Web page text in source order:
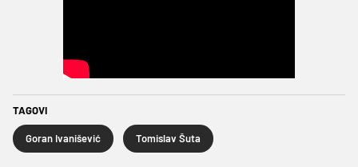
TAGOVI
Goran Ivanišević Tomislav Šuta